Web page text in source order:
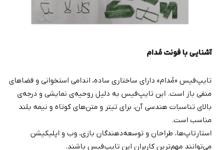
آشنایی با فونت مُدام
تایپ‌فیس «مُدام» دارای ساختاری ساده، اندامی استخوانی و فضاهای
منفی باز است. این تایپ‌فیس به دلیل روحیه‌ی نمایشی و درجه‌ی
بالای تناسبات هندسی آن، برای تیتر و متن‌های کوتاه و نیمه بلند
مناسب است.
استارتاپ‌ها، طراحان و توسعه‌دهندگان بازی‌، وب و اپلیکیشن
می‌توانند مهم‌ترین کاربران این تایپ‌فیس باشند.